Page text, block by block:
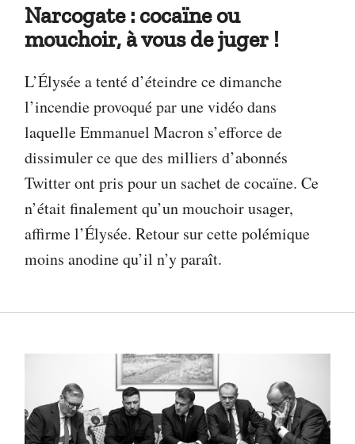
Narcogate : cocaïne ou
mouchoir, à vous de juger !
L’Élysée a tenté d’éteindre ce dimanche
l’incendie provoqué par une vidéo dans
laquelle Emmanuel Macron s’efforce de
dissimuler ce que des milliers d’abonnés
Twitter ont pris pour un sachet de cocaïne. Ce
n’était finalement qu’un mouchoir usager,
affirme l’Élysée. Retour sur cette polémique
moins anodine qu’il n’y paraît.